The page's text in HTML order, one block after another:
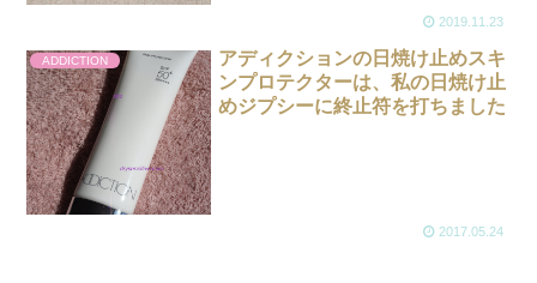
2019.11.23
ADDICTION
アディクションの日焼け止めスキ
ンプロテクターは、私の日焼け止
めジプシーに終止符を打ちました
2017.05.24